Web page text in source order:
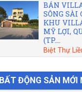
BÁN
SÔNG SÀI
KHU
MỸ LỢI,
(TP....
Biệt Thự
BẤT ĐỘNG SẢN MỚI